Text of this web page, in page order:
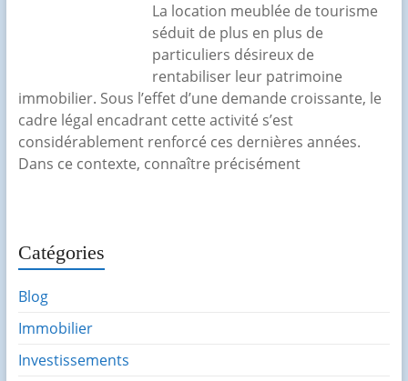
La location meublée de tourisme
séduit de plus en plus de
particuliers désireux de
rentabiliser leur patrimoine
immobilier. Sous l’effet d’une demande croissante, le
cadre légal encadrant cette activité s’est
considérablement renforcé ces dernières années.
Dans ce contexte, connaître précisément
Catégories
Blog
Immobilier
Investissements